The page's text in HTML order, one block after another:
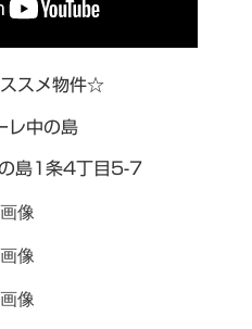
スメ物件☆
レ中の島
島1条4丁目5-7